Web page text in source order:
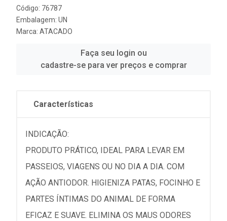
Código: 76787
Embalagem: UN
Marca: ATACADO
Faça seu login ou
cadastre-se para ver preços e comprar
Características
INDICAÇÃO:
PRODUTO PRÁTICO, IDEAL PARA LEVAR EM
PASSEIOS, VIAGENS OU NO DIA A DIA. COM
AÇÃO ANTIODOR. HIGIENIZA PATAS, FOCINHO E
PARTES ÍNTIMAS DO ANIMAL DE FORMA
EFICAZ E SUAVE. ELIMINA OS MAUS ODORES